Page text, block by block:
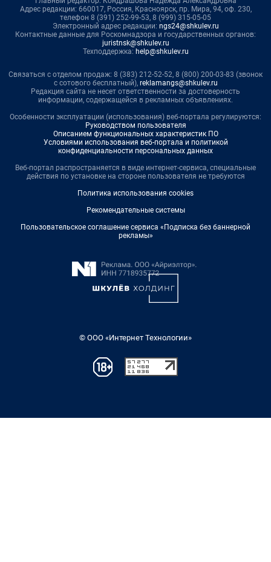
Адрес редакции: 660017, Россия, Красноярск, пр. Мира, 94, оф. 230,
телефон 8 (391) 252-99-53, 8 (999) 315-05-05
Электронный адрес редакции: ngs24@shkulev.ru
Контактные данные для Роскомнадзора и государственных органов:
juristnsk@shkulev.ru
Техподдержка: help@shkulev.ru
Связаться с отделом продаж: 8 (383) 212-52-52, 8 (800) 200-03-83 (звонок
с сотового бесплатный), reklamangs@shkulev.ru
Редакция сайта не несет ответственности за достоверность
информации, содержащейся в рекламных объявлениях.
Особенности эксплуатации (использования) веб-портала регулируются:
Руководством пользователя
Описанием функциональных характеристик ПО
Условиями использования веб-портала и политикой
конфиденциальности персональных данных
Веб-портал распространяется в виде интернет-сервиса, специальные
действия по установке на стороне пользователя не требуются
Политика использования cookies
Рекомендательные системы
Пользовательское соглашение сервиса «Подписка без баннерной
рекламы»
© ООО «Интернет Технологии»